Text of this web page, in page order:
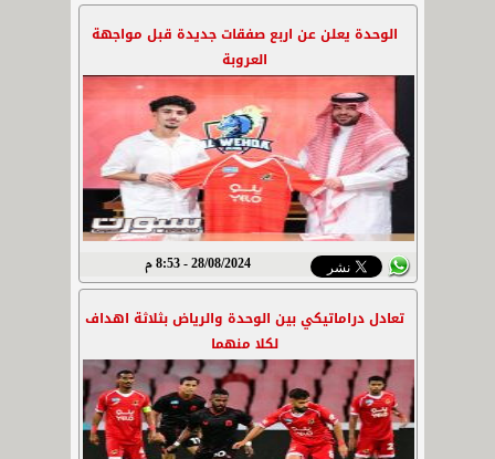
الوحدة يعلن عن اربع صفقات جديدة قبل مواجهة
العروبة
28/08/2024 - 8:53 م
تعادل دراماتيكي بين الوحدة والرياض بثلاثة اهداف
لكلا منهما